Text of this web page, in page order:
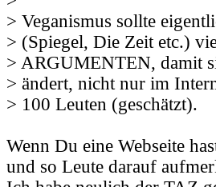
> Veganismus sollte
> (Spiegel, Die Zeit etc.)
> ARGUMENTEN, damit
> ändert, nicht nur im
> 100 Leuten (geschätzt).
Wenn Du eine Webseite
und so Leute darauf